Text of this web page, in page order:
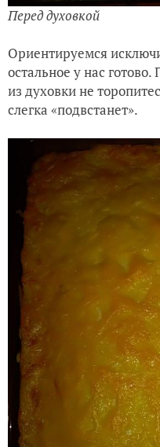
Перед духовкой
Ориентируемся
остальное у нас
из духовки не
слегка «подвстанет».